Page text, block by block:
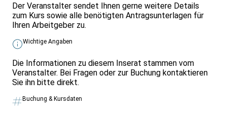
Der Veranstalter sendet Ihnen gerne weitere Details
zum Kurs sowie alle benötigten Antragsunterlagen für
Ihren Arbeitgeber zu.
Wichtige Angaben
Die Informationen zu diesem Inserat stammen vom
Veranstalter. Bei Fragen oder zur Buchung kontaktieren
Sie ihn bitte direkt.
Buchung & Kursdaten